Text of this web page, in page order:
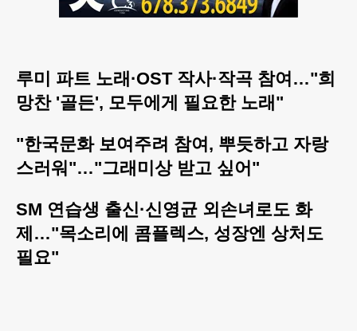
루미 파트 노래·OST 작사·작곡 참여…"희
망찬 '골든', 모두에게 필요한 노래"
"한국문화 보여주려 참여, 뿌듯하고 자랑
스러워"…"그래미상 받고 싶어"
SM 연습생 출신·신영균 외손녀로도 화
제…"목소리에 콤플렉스, 성장엔 상처도
필요"